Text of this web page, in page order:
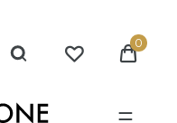
0